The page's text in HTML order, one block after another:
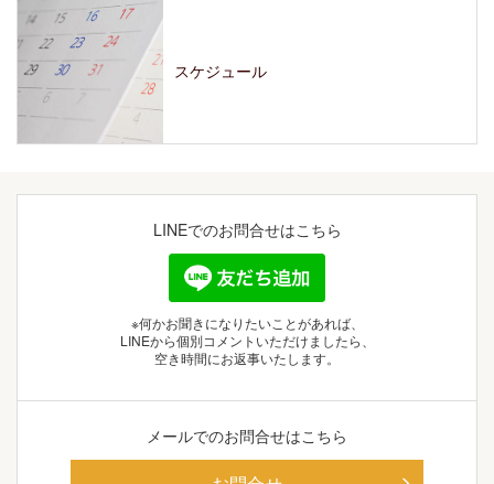
LINEでのお問合せはこちら
※何かお聞きになりたいことがあれば、
LINEから個別コメントいただけましたら、
空き時間にお返事いたします。
メールでのお問合せはこちら
スケジュール